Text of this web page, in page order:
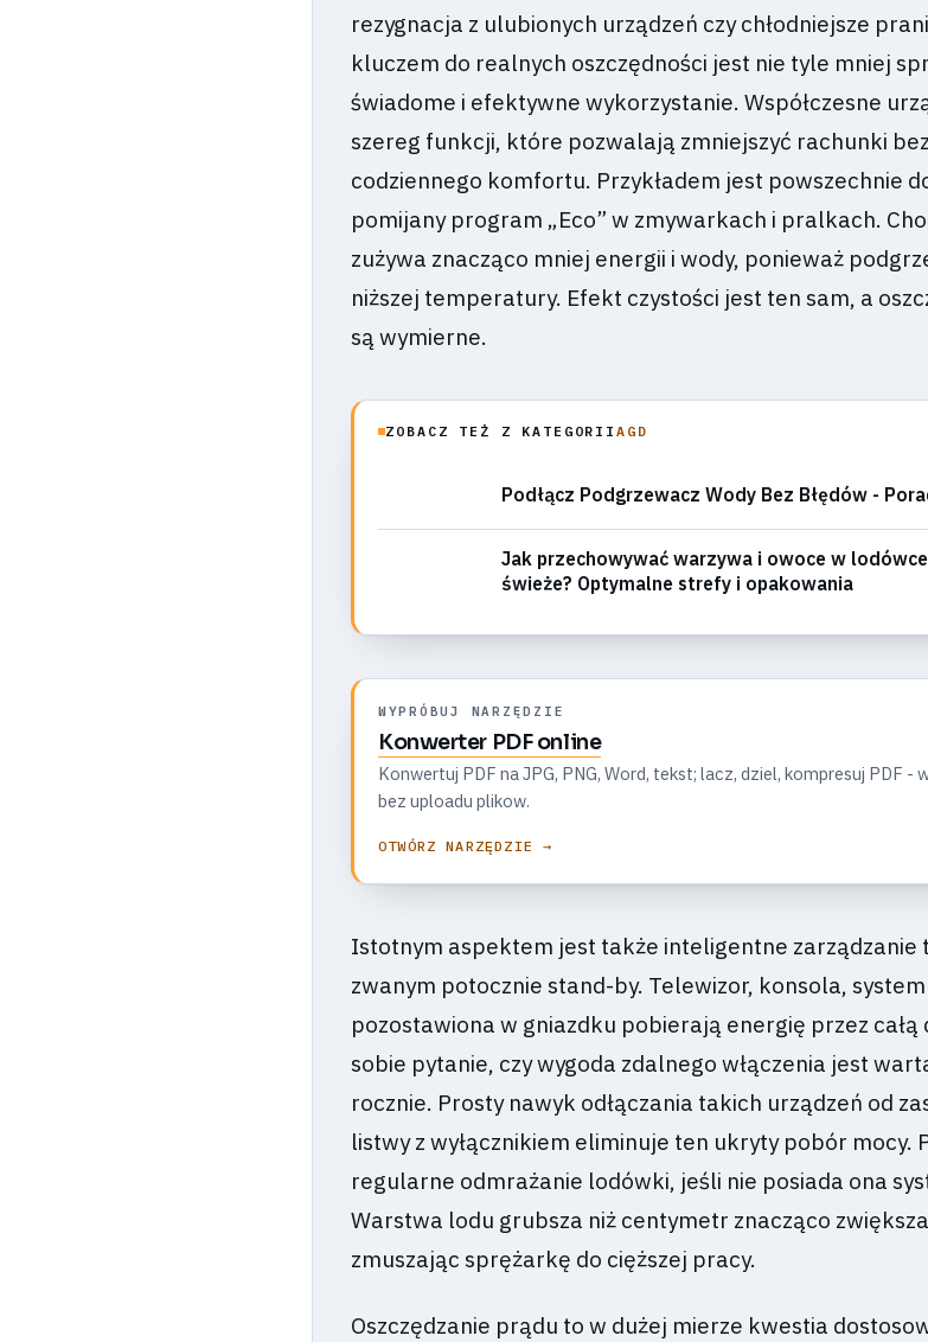
rezygnacja z ulubionych urządzeń czy chłodniejsze
kluczem do realnych oszczędności jest nie tyle mniej
świadome i efektywne wykorzystanie. Współczesne
szereg funkcji, które pozwalają zmniejszyć rachunki
codziennego komfortu. Przykładem jest powszechnie
pomijany program „Eco” w zmywarkach i pralkach.
zużywa znacząco mniej energii i wody, ponieważ
niższej temperatury. Efekt czystości jest ten sam, a
są wymierne.
ZOBACZ TEŻ Z KATEGORII AGD
Podłącz Podgrzewacz Wody Bez Błędów -
Jak przechowywać warzywa i owoce w
świeże? Optymalne strefy i opakowania
WYPRÓBUJ NARZĘDZIE
Konwerter PDF online
Konwertuj PDF na JPG, PNG, Word, tekst; lacz, dziel, kompresuj PDF -
bez uploadu plikow.
OTWÓRZ NARZĘDZIE →
Istotnym aspektem jest także inteligentne zarządzanie
zwanym potocznie stand-by. Telewizor, konsola,
pozostawiona w gniazdku pobierają energię przez całą
sobie pytanie, czy wygoda zdalnego włączenia jest
rocznie. Prosty nawyk odłączania takich urządzeń od
listwy z wyłącznikiem eliminuje ten ukryty pobór mocy.
regularne odmrażanie lodówki, jeśli nie posiada ona
Warstwa lodu grubsza niż centymetr znacząco
zmuszając sprężarkę do cięższej pracy.
Oszczędzanie prądu to w dużej mierze kwestia